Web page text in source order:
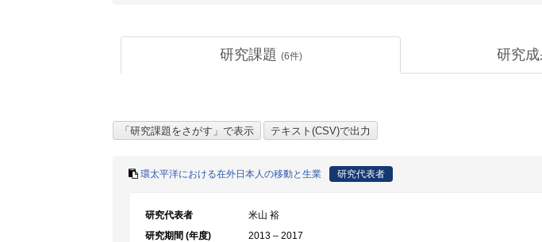
研究課題 (6件) 研究成
環太平洋における在外日本人の移動と生業 研究代表者
研究代表者
米山 裕
研究期間 (年度)
2013 – 2017